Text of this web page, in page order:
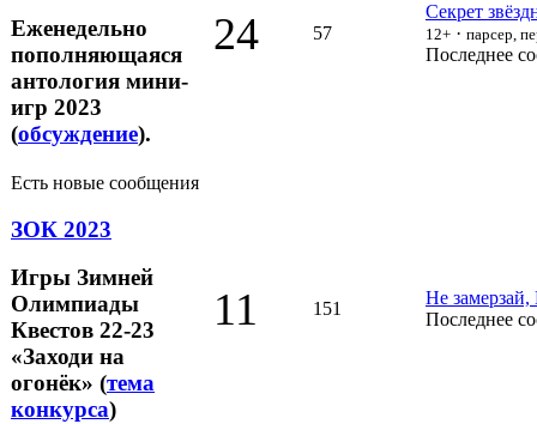
Еженедельно
пополняющаяся
антология мини-
игр 2023
(обсуждение).
24 57
Секрет
12+ · парсер,
Последнее
Есть новые сообщения
ЗОК 2023
Игры Зимней
Олимпиады
Квестов 22-23
«Заходи на
огонёк» (тема
конкурса)
11 151
Не
Последнее